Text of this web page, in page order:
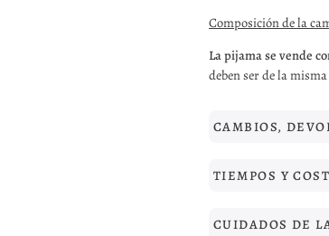
Composición de la
La pijama se vende
deben ser de la
CAMBIOS,
TIEMPOS Y
CUIDADOS DE